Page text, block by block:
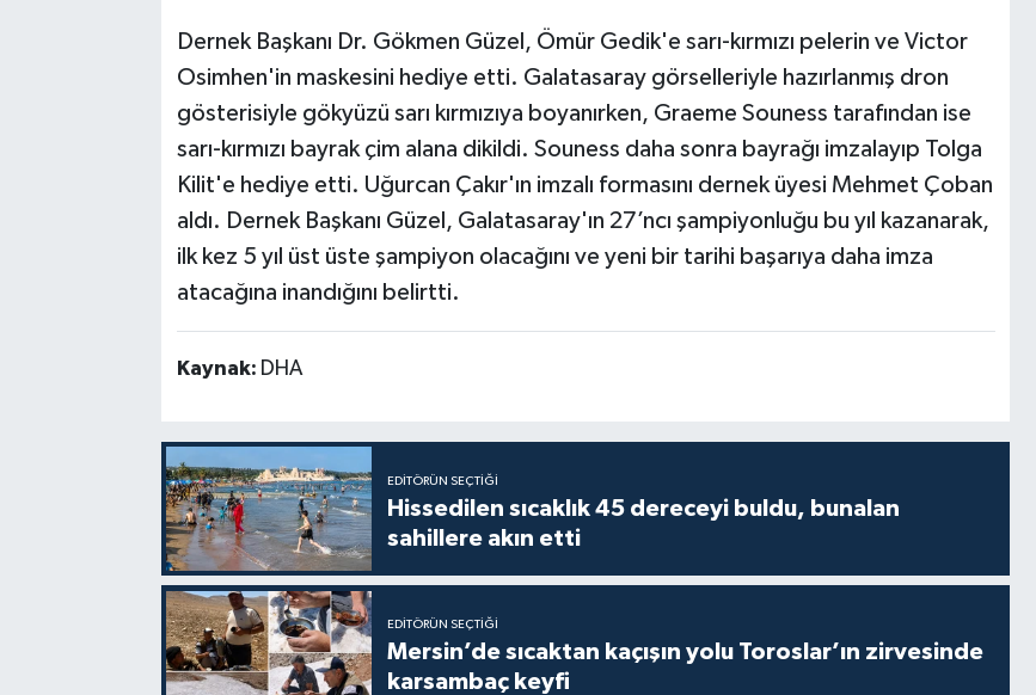
Dernek Başkanı Dr. Gökmen Güzel, Ömür Gedik'e sarı-kırmızı pelerin ve Victor
Osimhen'in maskesini hediye etti. Galatasaray görselleriyle hazırlanmış dron
gösterisiyle gökyüzü sarı kırmızıya boyanırken, Graeme Souness tarafından ise
sarı-kırmızı bayrak çim alana dikildi. Souness daha sonra bayrağı imzalayıp Tolga
Kilit'e hediye etti. Uğurcan Çakır'ın imzalı formasını dernek üyesi Mehmet Çoban
aldı. Dernek Başkanı Güzel, Galatasaray'ın 27’ncı şampiyonluğu bu yıl kazanarak,
ilk kez 5 yıl üst üste şampiyon olacağını ve yeni bir tarihi başarıya daha imza
atacağına inandığını belirtti.
Kaynak: DHA
EDITÖRÜN SEÇTIĞI
Hissedilen sıcaklık 45 dereceyi buldu, bunalan
sahillere akın etti
EDITÖRÜN SEÇTIĞI
Mersin’de sıcaktan kaçışın yolu Toroslar’ın zirvesinde
karsambaç keyfi